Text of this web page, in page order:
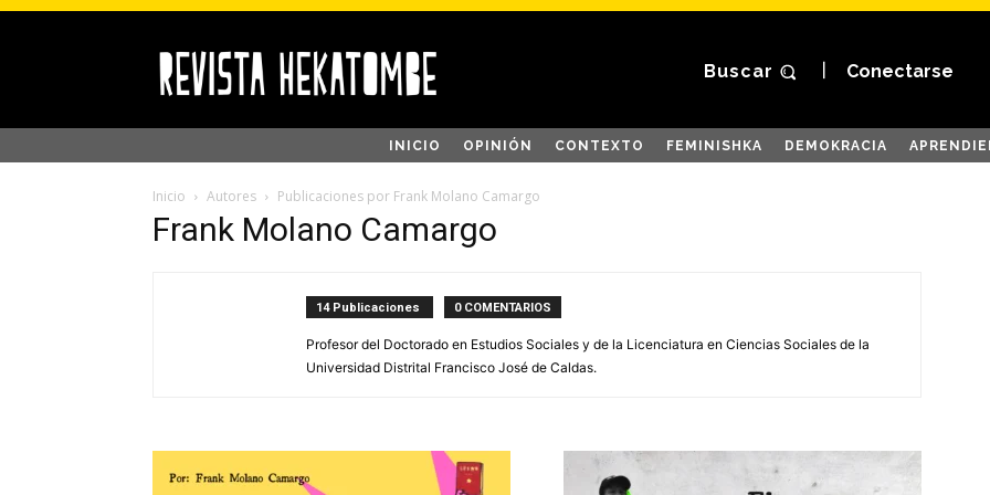
Buscar Conectarse
INICIO OPINIÓN CONTEXTO FEMINISHKA DEMOKRACIA
Inicio Autores Publicaciones por Frank Molano Camargo
Frank Molano Camargo
14 Publicaciones 0 COMENTARIOS
Profesor del Doctorado en Estudios Sociales y de la Licenciatura en Ciencias Sociales de la
Universidad Distrital Francisco José de Caldas.